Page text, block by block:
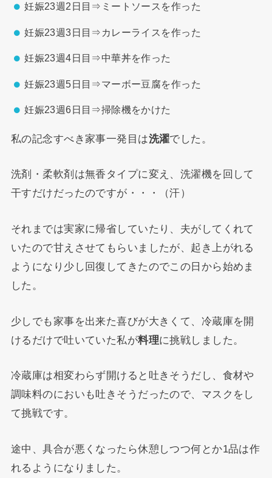
妊娠23週2日目⇒ミートソースを作った
妊娠23週3日目⇒カレーライスを作った
妊娠23週4日目⇒中華丼を作った
妊娠23週5日目⇒マーボー豆腐を作った
妊娠23週6日目⇒掃除機をかけた
私の記念すべき家事一発目は洗濯でした。
洗剤・柔軟剤は無香タイプに変え、洗濯機を回して
干すだけだったのですが・・・（汗）
それまでは実家に帰省していたり、夫がしてくれて
いたので甘えさせてもらいましたが、起き上がれる
ようになり少し回復してきたのでこの日から始めま
した。
少しでも家事を出来た喜びが大きくて、冷蔵庫を開
けるだけで吐いていた私が料理に挑戦しました。
冷蔵庫は相変わらず開けると吐きそうだし、食材や
調味料のにおいも吐きそうだったので、マスクをし
て挑戦です。
途中、具合が悪くなったら休憩しつつ何とか1品は作
れるようになりました。